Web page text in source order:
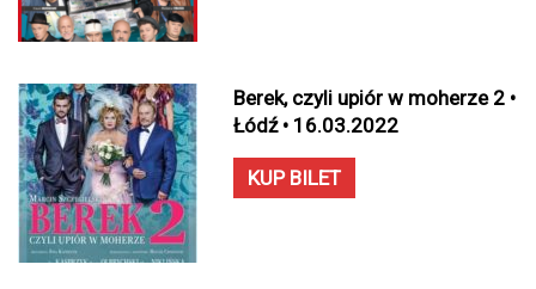
Berek, czyli upiór w moherze 2 •
Łódź • 16.03.2022
KUP BILET